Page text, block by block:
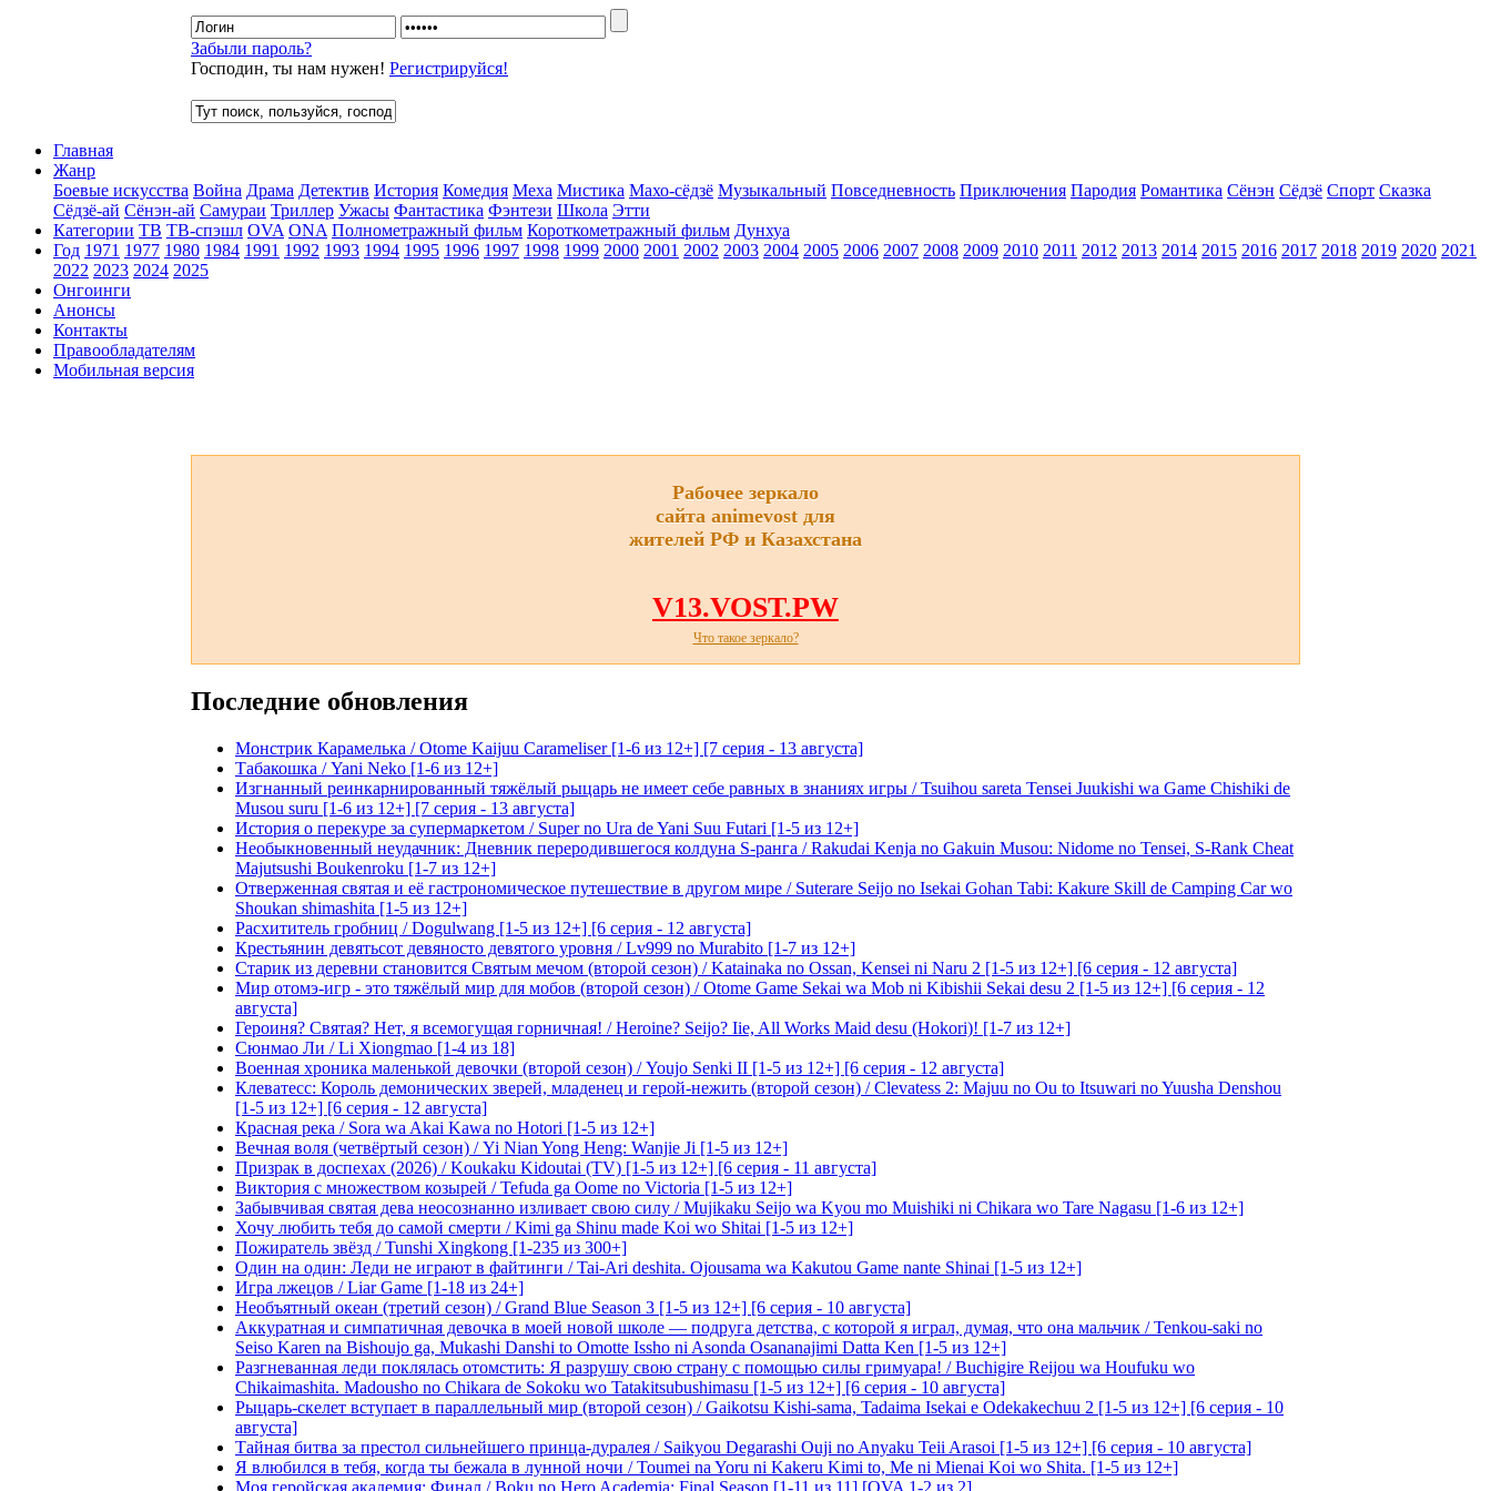
Забыли пароль?
Господин, ты нам нужен! Регистрируйся!
Главная
Жанр
Боевые искусства Война Драма Детектив История Комедия Меха Мистика Махо-сёдзё Музыкальный Повседневность Приключения Пародия Романтика Сёнэн Сёдзё Спорт Сказка
Сёдзё-ай Сёнэн-ай Самураи Триллер Ужасы Фантастика Фэнтези Школа Этти
Категории ТВ ТВ-спэшл OVA ONA Полнометражный фильм Короткометражный фильм Дунхуа
Год 1971 1977 1980 1984 1991 1992 1993 1994 1995 1996 1997 1998 1999 2000 2001 2002 2003 2004 2005 2006 2007 2008 2009 2010 2011 2012 2013 2014 2015 2016 2017 2018 2019 2020 2021
2022 2023 2024 2025
Онгоинги
Анонсы
Контакты
Правообладателям
Мобильная версия
Рабочее зеркало
сайта animevost для
жителей РФ и Казахстана
V13.VOST.PW
Что такое зеркало?
Последние обновления
Монстрик Карамелька / Otome Kaijuu Carameliser [1-6 из 12+] [7 серия - 13 августа]
Табакошка / Yani Neko [1-6 из 12+]
Изгнанный реинкарнированный тяжёлый рыцарь не имеет себе равных в знаниях игры / Tsuihou sareta Tensei Juukishi wa Game Chishiki de
Musou suru [1-6 из 12+] [7 серия - 13 августа]
История о перекуре за супермаркетом / Super no Ura de Yani Suu Futari [1-5 из 12+]
Необыкновенный неудачник: Дневник переродившегося колдуна S-ранга / Rakudai Kenja no Gakuin Musou: Nidome no Tensei, S-Rank Cheat
Majutsushi Boukenroku [1-7 из 12+]
Отверженная святая и её гастрономическое путешествие в другом мире / Suterare Seijo no Isekai Gohan Tabi: Kakure Skill de Camping Car wo
Shoukan shimashita [1-5 из 12+]
Расхититель гробниц / Dogulwang [1-5 из 12+] [6 серия - 12 августа]
Крестьянин девятьсот девяносто девятого уровня / Lv999 no Murabito [1-7 из 12+]
Старик из деревни становится Святым мечом (второй сезон) / Katainaka no Ossan, Kensei ni Naru 2 [1-5 из 12+] [6 серия - 12 августа]
Мир отомэ-игр - это тяжёлый мир для мобов (второй сезон) / Otome Game Sekai wa Mob ni Kibishii Sekai desu 2 [1-5 из 12+] [6 серия - 12
августа]
Героиня? Святая? Нет, я всемогущая горничная! / Heroine? Seijo? Iie, All Works Maid desu (Hokori)! [1-7 из 12+]
Сюнмао Ли / Li Xiongmao [1-4 из 18]
Военная хроника маленькой девочки (второй сезон) / Youjo Senki II [1-5 из 12+] [6 серия - 12 августа]
Клеватесс: Король демонических зверей, младенец и герой-нежить (второй сезон) / Clevatess 2: Majuu no Ou to Itsuwari no Yuusha Denshou
[1-5 из 12+] [6 серия - 12 августа]
Красная река / Sora wa Akai Kawa no Hotori [1-5 из 12+]
Вечная воля (четвёртый сезон) / Yi Nian Yong Heng: Wanjie Ji [1-5 из 12+]
Призрак в доспехах (2026) / Koukaku Kidoutai (TV) [1-5 из 12+] [6 серия - 11 августа]
Виктория с множеством козырей / Tefuda ga Oome no Victoria [1-5 из 12+]
Забывчивая святая дева неосознанно изливает свою силу / Mujikaku Seijo wa Kyou mo Muishiki ni Chikara wo Tare Nagasu [1-6 из 12+]
Хочу любить тебя до самой смерти / Kimi ga Shinu made Koi wo Shitai [1-5 из 12+]
Пожиратель звёзд / Tunshi Xingkong [1-235 из 300+]
Один на один: Леди не играют в файтинги / Tai-Ari deshita. Ojousama wa Kakutou Game nante Shinai [1-5 из 12+]
Игра лжецов / Liar Game [1-18 из 24+]
Необъятный океан (третий сезон) / Grand Blue Season 3 [1-5 из 12+] [6 серия - 10 августа]
Аккуратная и симпатичная девочка в моей новой школе — подруга детства, с которой я играл, думая, что она мальчик / Tenkou-saki no
Seiso Karen na Bishoujo ga, Mukashi Danshi to Omotte Issho ni Asonda Osananajimi Datta Ken [1-5 из 12+]
Разгневанная леди поклялась отомстить: Я разрушу свою страну с помощью силы гримуара! / Buchigire Reijou wa Houfuku wo
Chikaimashita. Madousho no Chikara de Sokoku wo Tatakitsubushimasu [1-5 из 12+] [6 серия - 10 августа]
Рыцарь-скелет вступает в параллельный мир (второй сезон) / Gaikotsu Kishi-sama, Tadaima Isekai e Odekakechuu 2 [1-5 из 12+] [6 серия - 10
августа]
Тайная битва за престол сильнейшего принца-дуралея / Saikyou Degarashi Ouji no Anyaku Teii Arasoi [1-5 из 12+] [6 серия - 10 августа]
Я влюбился в тебя, когда ты бежала в лунной ночи / Toumei na Yoru ni Kakeru Kimi to, Me ni Mienai Koi wo Shita. [1-5 из 12+]
Моя геройская академия: Финал / Boku no Hero Academia: Final Season [1-11 из 11] [OVA 1-2 из 2]